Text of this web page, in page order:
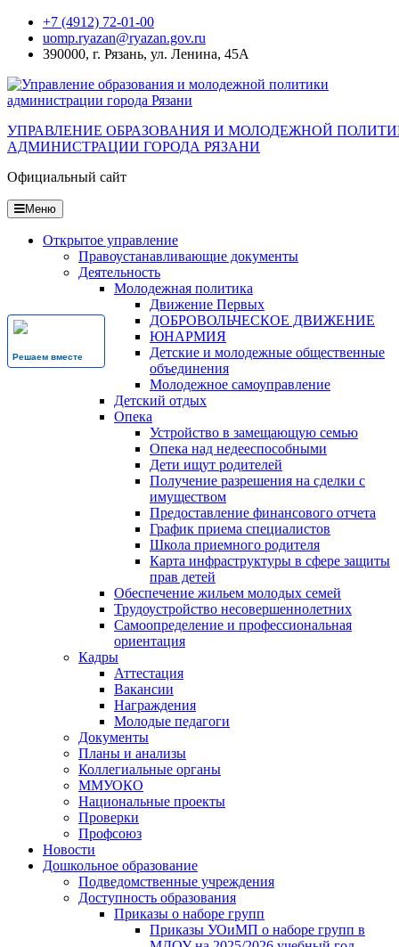
Перейти
содержанию
+7 (4912) 72-01-00
uomp.ryazan@ryazan.gov.ru
390000, г. Рязань, ул. Ленина, 45А
Решаем вместе
УПРАВЛЕНИЕ ОБРАЗОВАНИЯ И МОЛОДЕЖНОЙ
АДМИНИСТРАЦИИ ГОРОДА РЯЗАНИ
Официальный сайт
Меню
Открытое управление
Правоустанавливающие документы
Деятельность
Молодежная политика
Движение Первых
ДОБРОВОЛЬЧЕСКОЕ ДВИЖЕНИЕ
ЮНАРМИЯ
Детские и молодежные общественные
объединения
Молодежное самоуправление
Детский отдых
Опека
Устройство в замещающую семью
Опека над недееспособными
Дети ищут родителей
Получение разрешения на сделки с
имуществом
Предоставление финансового отчета
График приема специалистов
Школа приемного родителя
Карта инфраструктуры в сфере защиты
прав детей
Обеспечение жильем молодых семей
Трудоустройство несовершеннолетних
Самоопределение и профессиональная
ориентация
Кадры
Аттестация
Вакансии
Награждения
Молодые педагоги
Документы
Планы и анализы
Коллегиальные органы
ММУОКО
Национальные проекты
Проверки
Профсоюз
Новости
Дошкольное образование
Подведомственные учреждения
Доступность образования
Приказы о наборе групп
Приказы УОиМП о наборе групп в